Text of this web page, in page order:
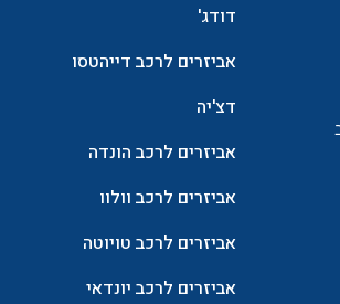
דודג'
אביזרים לרכב דייהטסו
דצ'יה
אביזרים לרכב הונדה
אביזרים לרכב וולוו
אביזרים לרכב טויוטה
אביזרים לרכב יונדאי